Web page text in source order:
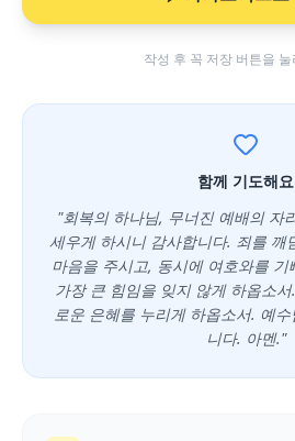
작성 후 꼭 저장 버튼을
함께 기도해요
"회복의 하나님, 무너진 예배의 자
세우게 하시니 감사합니다. 죄를 깨
마음을 주시고, 동시에 여호와를
가장 큰 힘임을 잊지 않게 하옵소
로운 은혜를 누리게 하옵소서. 예
니다. 아멘."